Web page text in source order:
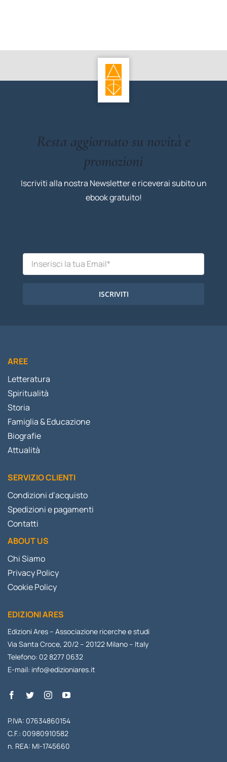
Resta aggiornato su novità e
promozioni
Iscriviti alla nostra Newsletter e riceverai subito un
ebook gratuito!
ISCRIVITI
AREE
Letteratura
Spiritualità
Storia
Famiglia & Educazione
Biografie
Attualità
SERVIZIO CLIENTI
Condizioni d’acquisto
Spedizioni e pagamenti
Contatti
ABOUT US
Chi Siamo
Privacy Policy
Cookie Policy
EDIZIONI ARES
Edizioni Ares – Associazione ricerche e studi
Via Santa Croce, 20/2 – 20122 Milano – Italy
Telefono: 02 8277 0632
E-mail: info@edizioniares.it
P.IVA: 07634860154
C.F.: 00980910582
n. REA: MI-1745660